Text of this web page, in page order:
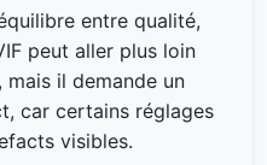
entre qualité,
peut aller plus loin
il demande un
car certains réglages
visibles.